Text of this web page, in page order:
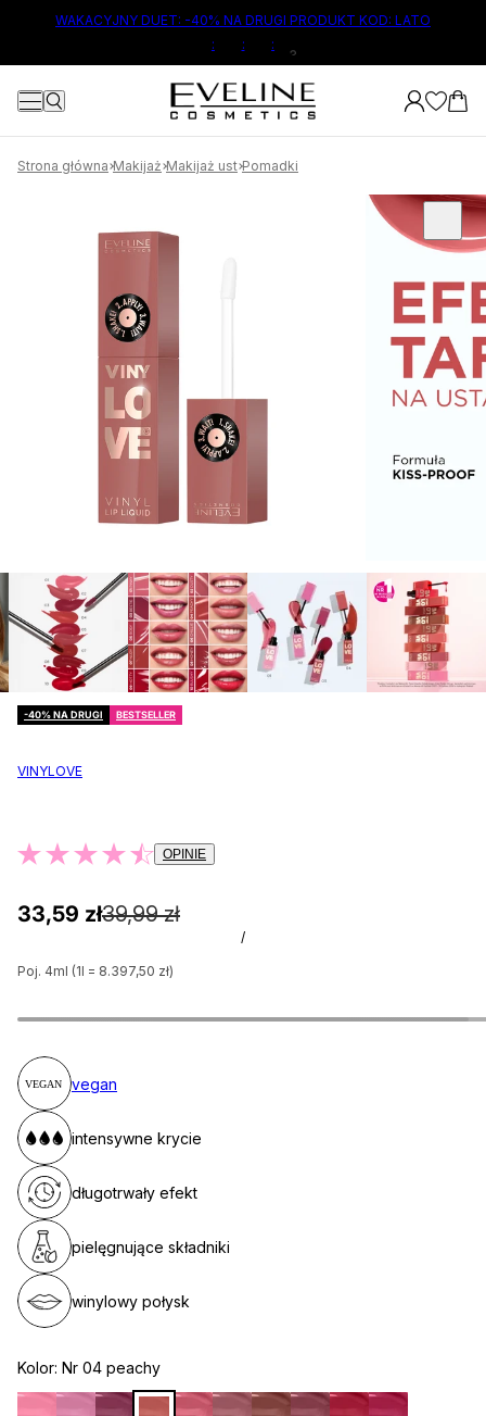
TREŚCI
WAKACYJNY DUET: -40% NA DRUGI PRODUKT KOD: LATO
:
: : 2
Strona główna Makijaż Makijaż ust Pomadki
-40% NA DRUGI BESTSELLER
VINYLOVE
OPINIE
33,59 zł39,99 zł
/
Poj. 4ml (1l = 8.397,50 zł)
długotrwały efekt
intensywne krycie
pielęgnujące składniki
vegan
winylowy połysk
Kolor: Nr 04 peachy